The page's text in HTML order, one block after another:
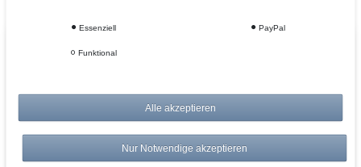
Vom Profi für Profis - Ihre Vorteile
Versandkostenfrei ab 150€
Risikolos: 14 Tage Rückgabe
Essenziell PayPal
Funktional
Alle akzeptieren
Nur Notwendige akzeptieren